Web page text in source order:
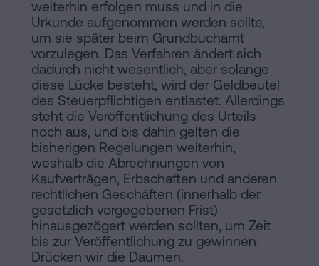
weiterhin erfolgen muss und in die
Urkunde aufgenommen werden sollte,
um sie später beim Grundbuchamt
vorzulegen. Das Verfahren ändert sich
dadurch nicht wesentlich, aber solange
diese Lücke besteht, wird der Geldbeutel
des Steuerpflichtigen entlastet. Allerdings
steht die Veröffentlichung des Urteils
noch aus, und bis dahin gelten die
bisherigen Regelungen weiterhin,
weshalb die Abrechnungen von
Kaufverträgen, Erbschaften und anderen
rechtlichen Geschäften (innerhalb der
gesetzlich vorgegebenen Frist)
hinausgezögert werden sollten, um Zeit
bis zur Veröffentlichung zu gewinnen.
Drücken wir die Daumen.